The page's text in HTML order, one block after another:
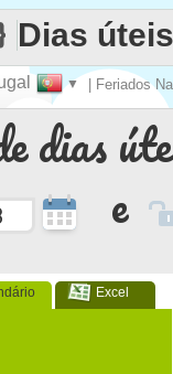
dias
e
Excel
cada
▼ | Feriados
Dias úteis